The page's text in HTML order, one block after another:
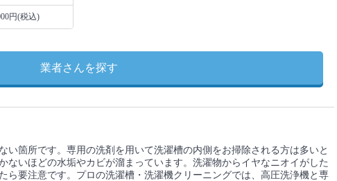
円(税込)
業者さんを探す
い箇所です。専用の洗剤を用いて洗濯槽の内側をお掃除される方は多いと
ないほどの水垢やカビが溜まっています。洗濯物からイヤなニオイがした
ら要注意です。プロの洗濯槽・洗濯機クリーニングでは、高圧洗浄機と専